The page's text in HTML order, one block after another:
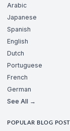
Arabic
Japanese
Spanish
English
Dutch
Portuguese
French
German
See All →
POPULAR BLOG